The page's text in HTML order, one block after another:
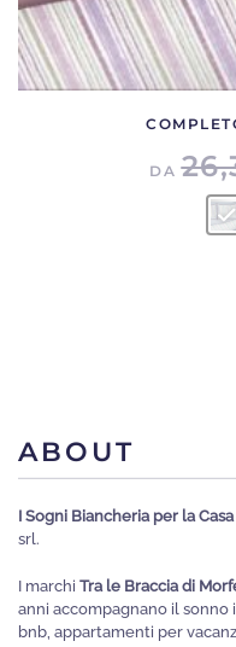
DA
ABOUT
I Sogni Biancheria per la Casa
srl.
I marchi Tra le Braccia di
anni accompagnano il
bnb, appartamenti per